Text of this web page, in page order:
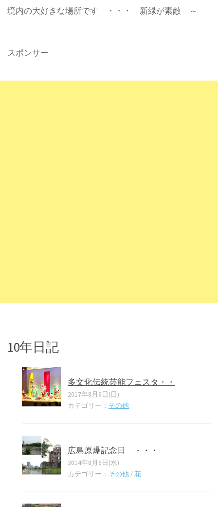
境内の大好きな場所です ・・・ 新緑が素敵 ～
スポンサー
10年日記
多文化伝統芸能フェスタ・・
2017年8月6日(日)
カテゴリー： その他
広島原爆記念日 ・・・
2014年8月6日(水)
カテゴリー： その他 /花